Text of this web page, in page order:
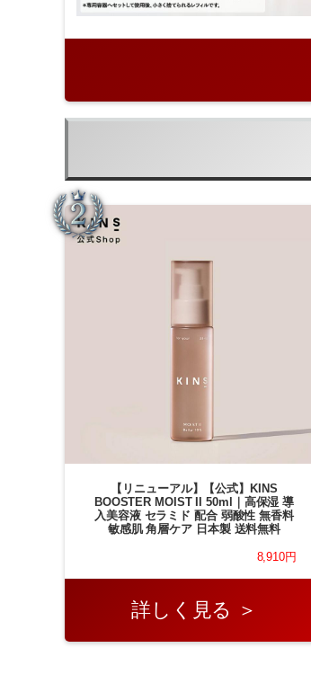
【リニューアル】【公式】KINS
BOOSTER MOIST II 50ml｜高保湿 導
入美容液 セラミド 配合 弱酸性 無香料
敏感肌 角層ケア 日本製 送料無料
8,910円
詳しく見る ＞